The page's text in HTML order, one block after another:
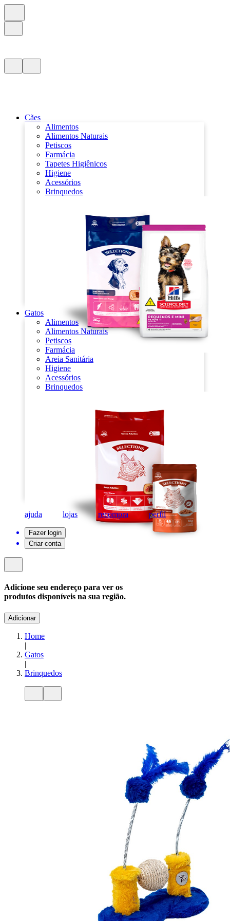
Cães
Alimentos
Alimentos Naturais
Petiscos
Farmácia
Tapetes Higiênicos
Higiene
Acessórios
Brinquedos
Gatos
Alimentos
Alimentos Naturais
Petiscos
Farmácia
Areia Sanitária
Higiene
Acessórios
Brinquedos
ajuda lojas recompra perfil
Fazer login
Criar conta
Adicione seu endereço para ver os
produtos disponíveis na sua região.
Adicionar
Home
|
Gatos
|
Brinquedos